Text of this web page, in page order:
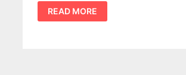
MARRIAGE
REGISTRATION
CERTIFICATE
READ MORE